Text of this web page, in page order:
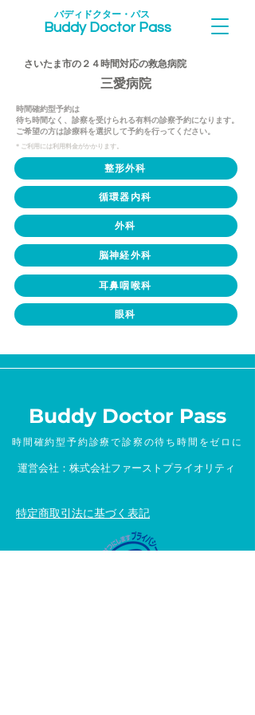
Buddy Doctor Pass
​バディドクター・パス
さいたま市の２４時間対応の救急病院
三愛病院
時間確約型予約は
待ち時間なく、診察を受けられる有料の診察予約になります。
​ご希望の方は診療科を選択して予約を行ってください。
＊​ご利用には利用料金がかかります。
整形外科
循環器内科
外科
脳神経外科
耳鼻咽喉科
眼科
Buddy Doctor Pass
時間確約型予約診療で診察の待ち時間をゼロに
運営会社：株式会社ファーストプライオリティ
特定商取引法に基づく表記